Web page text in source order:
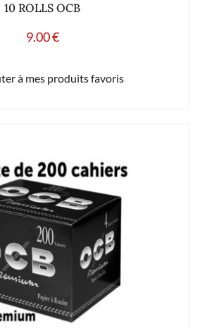
10 ROLLS OCB
9.00€
à mes produits favoris